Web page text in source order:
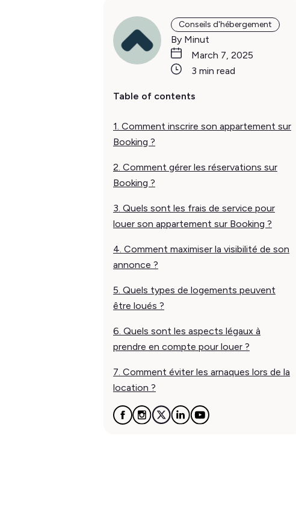
Conseils d'hébergement
By Minut
March 7, 2025
3 min read
Table of contents
1. Comment inscrire son appartement sur
Booking ?
2. Comment gérer les réservations sur
Booking ?
3. Quels sont les frais de service pour
louer son appartement sur Booking ?
4. Comment maximiser la visibilité de son
annonce ?
5. Quels types de logements peuvent
être loués ?
6. Quels sont les aspects légaux à
prendre en compte pour louer ?
7. Comment éviter les arnaques lors de la
location ?